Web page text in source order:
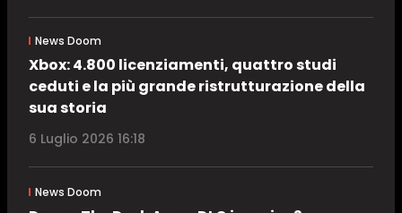
News Doom
Xbox: 4.800 licenziamenti, quattro studi
ceduti e la più grande ristrutturazione della
sua storia
6 Luglio 2026 16:18
News Doom